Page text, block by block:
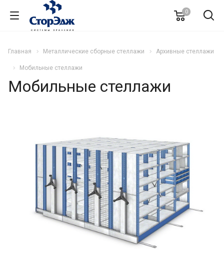
0
Главная Металлические сборные стеллажи Архивные стеллажи
Мобильные стеллажи
Мобильные стеллажи